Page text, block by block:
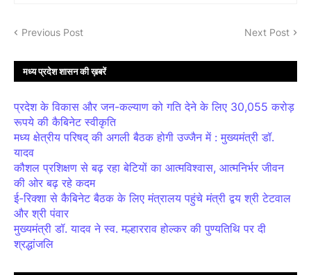
Previous Post Next Post
मध्य प्रदेश शासन की ख़बरें
प्रदेश के विकास और जन-कल्याण को गति देने के लिए 30,055 करोड़
रूपये की कैबिनेट स्वीकृति
मध्य क्षेत्रीय परिषद् की अगली बैठक होगी उज्जैन में : मुख्यमंत्री डॉ.
यादव
कौशल प्रशिक्षण से बढ़ रहा बेटियों का आत्मविश्वास, आत्मनिर्भर जीवन
की ओर बढ़ रहे कदम
ई-रिक्शा से कैबिनेट बैठक के लिए मंत्रालय पहुंचे मंत्री द्वय श्री टेटवाल
और श्री पंवार
मुख्यमंत्री डॉ. यादव ने स्व. मल्हारराव होल्कर की पुण्यतिथि पर दी
श्रद्धांजलि